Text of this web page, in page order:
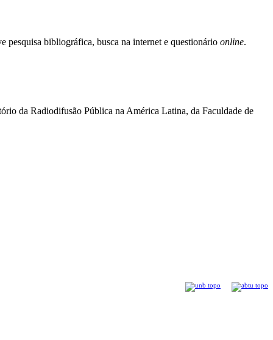
pesquisa bibliográfica, busca na internet e questionário online.
da Radiodifusão Pública na América Latina, da Faculdade de